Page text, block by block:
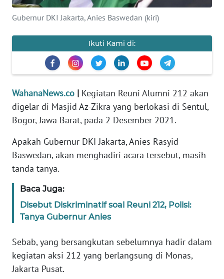
Gubernur DKI Jakarta, Anies Baswedan (kiri)
Ikuti Kami di:
WahanaNews.co | Kegiatan Reuni Alumni 212 akan
digelar di Masjid Az-Zikra yang berlokasi di Sentul,
Bogor, Jawa Barat, pada 2 Desember 2021.
Apakah Gubernur DKI Jakarta, Anies Rasyid
Baswedan, akan menghadiri acara tersebut, masih
tanda tanya.
Baca Juga:
Disebut Diskriminatif soal Reuni 212, Polisi:
Tanya Gubernur Anies
Sebab, yang bersangkutan sebelumnya hadir dalam
kegiatan aksi 212 yang berlangsung di Monas,
Jakarta Pusat.
PENDIDIKAN
EDITORIAL
Informasi
INDEKS
BERITA
KAMI
INFO
TENTANG
KAMI